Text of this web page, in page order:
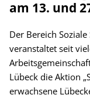
am 13. und
Der Bereich
veranstaltet seit
Lübeck die Aktion
erwachsene